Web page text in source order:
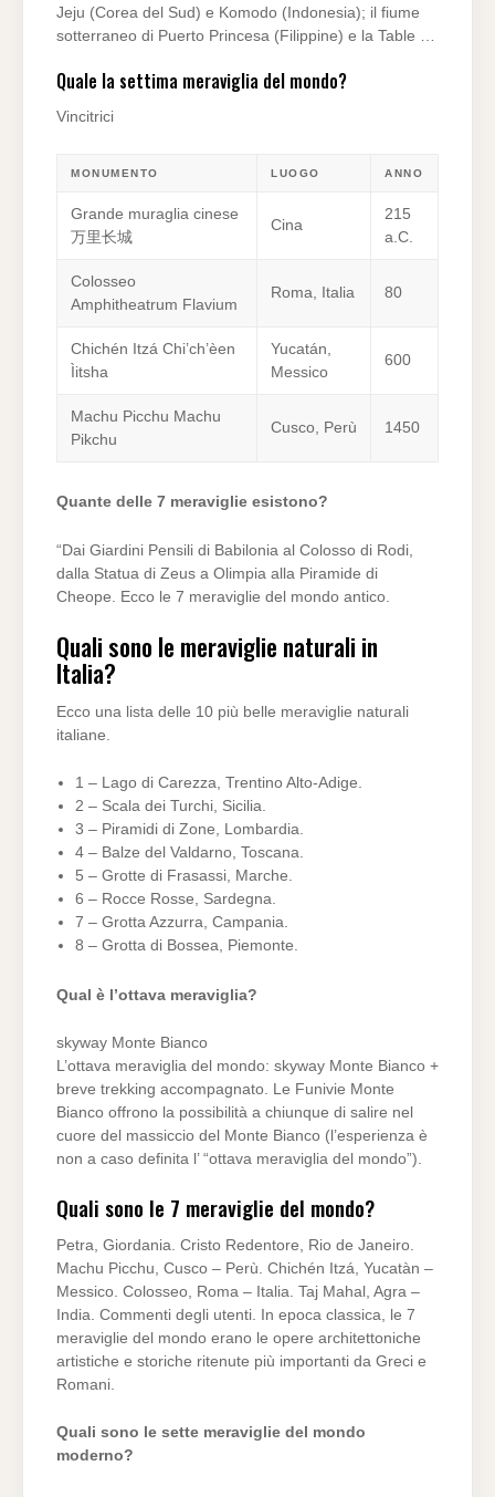
Jeju (Corea del Sud) e Komodo (Indonesia); il fiume
sotterraneo di Puerto Princesa (Filippine) e la Table …
Quale la settima meraviglia del mondo?
Vincitrici
MONUMENTO LUOGO ANNO
Grande muraglia cinese
万里长城
Cina
215
a.C.
Colosseo
Amphitheatrum Flavium
Roma, Italia 80
Chichén Itzá Chi’ch’èen
Ìitsha
Yucatán,
Messico
600
Machu Picchu Machu
Pikchu
Cusco, Perù 1450
Quante delle 7 meraviglie esistono?
“Dai Giardini Pensili di Babilonia al Colosso di Rodi,
dalla Statua di Zeus a Olimpia alla Piramide di
Cheope. Ecco le 7 meraviglie del mondo antico.
Quali sono le meraviglie naturali in
Italia?
Ecco una lista delle 10 più belle meraviglie naturali
italiane.
1 – Lago di Carezza, Trentino Alto-Adige.
2 – Scala dei Turchi, Sicilia.
3 – Piramidi di Zone, Lombardia.
4 – Balze del Valdarno, Toscana.
5 – Grotte di Frasassi, Marche.
6 – Rocce Rosse, Sardegna.
7 – Grotta Azzurra, Campania.
8 – Grotta di Bossea, Piemonte.
Qual è l’ottava meraviglia?
skyway Monte Bianco
L’ottava meraviglia del mondo: skyway Monte Bianco +
breve trekking accompagnato. Le Funivie Monte
Bianco offrono la possibilità a chiunque di salire nel
cuore del massiccio del Monte Bianco (l’esperienza è
non a caso definita l’ “ottava meraviglia del mondo”).
Quali sono le 7 meraviglie del mondo?
Petra, Giordania. Cristo Redentore, Rio de Janeiro.
Machu Picchu, Cusco – Perù. Chichén Itzá, Yucatàn –
Messico. Colosseo, Roma – Italia. Taj Mahal, Agra –
India. Commenti degli utenti. In epoca classica, le 7
meraviglie del mondo erano le opere architettoniche
artistiche e storiche ritenute più importanti da Greci e
Romani.
Quali sono le sette meraviglie del mondo
moderno?